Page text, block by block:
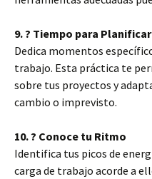
9. ? Tiempo para Planificar
Dedica momentos
trabajo. Esta práctica te
sobre tus proyectos y
cambio o imprevisto.
10. ? Conoce tu Ritmo
Identifica tus picos de
carga de trabajo acorde a